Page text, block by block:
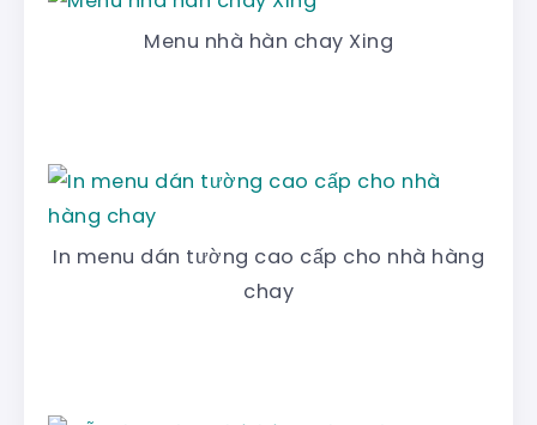
Menu nhà hàn chay Xing
In menu dán tường cao cấp cho nhà hàng
chay